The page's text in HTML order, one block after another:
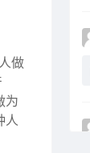
做
为
人